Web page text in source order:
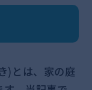
)とは、家の庭